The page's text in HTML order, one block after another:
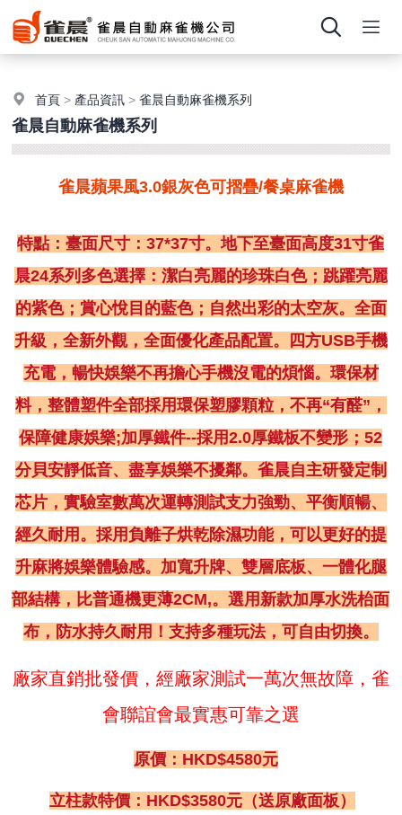
首頁 > 產品資訊 >雀晨自動麻雀機系列
雀晨自動麻雀機系列
雀晨蘋果風3.0銀灰色可摺疊/餐桌麻雀機
特點：臺面尺寸：37*37寸。地下至臺面高度31寸雀
晨24系列多色選擇：潔白亮麗的珍珠白色；跳躍亮麗
的紫色；賞心悅目的藍色；自然出彩的太空灰。全面
升級，全新外觀，全面優化產品配置。四方USB手機
充電，暢快娛樂不再擔心手機沒電的煩惱。環保材
料，整體塑件全部採用環保塑膠顆粒，不再“有醛”，
保障健康娛樂;加厚鐵件--採用2.0厚鐵板不變形；52
分貝安靜低音、盡享娛樂不擾鄰。雀晨自主研發定制
芯片，實驗室數萬次運轉測試支力強勁、平衡順暢、
經久耐用。採用負離子烘乾除濕功能，可以更好的提
升麻將娛樂體驗感。加寬升牌、雙層底板、一體化腿
部結構，比普通機更薄2CM,。選用新款加厚水洗枱面
布，防水持久耐用！支持多種玩法，可自由切換。
廠家直銷批發價，經廠家測試一萬次無故障，雀
會聯誼會最實惠可靠之選
原價：HKD$4580元
立柱款特價：HKD$3580元（送原廠面板）